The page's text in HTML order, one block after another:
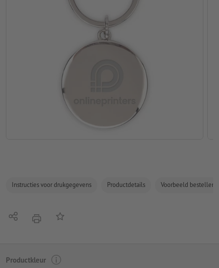
Instructies voor drukgegevens Productdetails Voorbeeld bestellen
Delen afdrukkenOp de lijst
Productkleur